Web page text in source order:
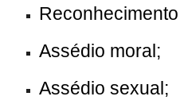
Assédio moral;
Assédio sexual;